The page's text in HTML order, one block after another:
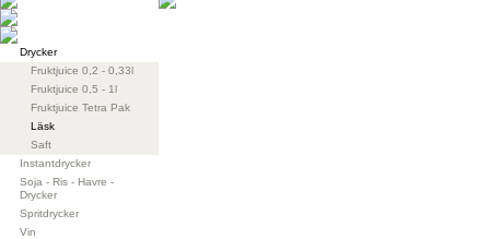
Drycker
Fruktjuice 0,2 - 0,33l
Fruktjuice 0,5 - 1l
Fruktjuice Tetra Pak
Läsk
Saft
Instantdrycker
Soja - Ris - Havre -
Drycker
Spritdrycker
Vin